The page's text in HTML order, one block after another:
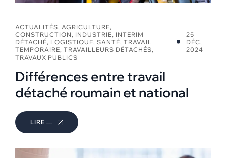
ACTUALITÉS, AGRICULTURE,
CONSTRUCTION , INDUSTRIE, INTERIM
DÉTACHÉ, LOGISTIQUE, SANTÉ, TRAVAIL
TEMPORAIRE, TRAVAILLEURS DÉTACHÉS,
TRAVAUX PUBLICS
25
DÉC,
2024
Différences entre travail
détaché roumain et national
LIRE ...